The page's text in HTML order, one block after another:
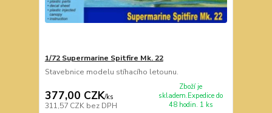
1/72 Supermarine Spitfire Mk. 22
Stavebnice modelu stíhacího letounu.
377,00 CZK/ks
311,57 CZK bez DPH
Zboží je
skladem.Expedice do
48 hodin. 1 ks